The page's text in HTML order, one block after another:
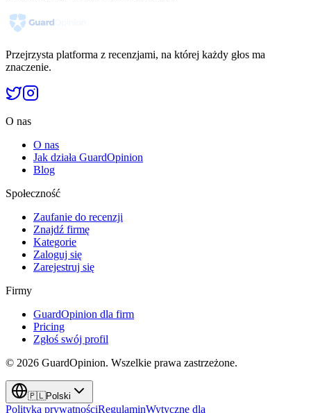
Przejrzysta platforma z recenzjami, na której każdy głos ma
znaczenie.
O nas
O nas
Jak działa GuardOpinion
Blog
Społeczność
Zaufanie do recenzji
Znajdź firmę
Kategorie
Zaloguj się
Zarejestruj się
Firmy
GuardOpinion dla firm
Pricing
Zgłoś swój profil
© 2026 GuardOpinion. Wszelkie prawa zastrzeżone.
🇵🇱Polski
Polityka prywatnościRegulaminWytyczne dla